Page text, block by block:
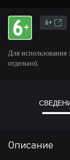
6+
Для использования
отдельно).
Описание